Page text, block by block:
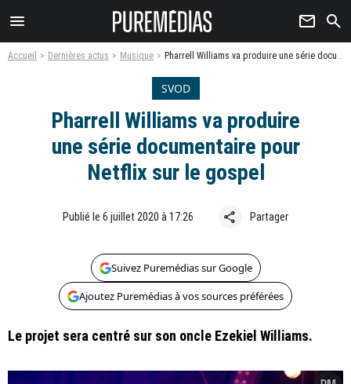
menu newsletter search
Accueil Dernières actus Musique Pharrell Williams va produire une série documentaire pour Netflix sur le gospel
SVOD
Pharrell Williams va produire
une série documentaire pour
Netflix sur le gospel
Publié le 6 juillet 2020 à 17:26 share Partager
Suivez Puremédias sur Google
Ajoutez Puremédias à vos sources préférées
Le projet sera centré sur son oncle Ezekiel Williams.